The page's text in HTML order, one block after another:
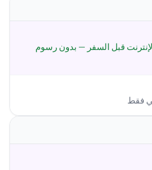
قبل السفر — بدون رسوم
فقط